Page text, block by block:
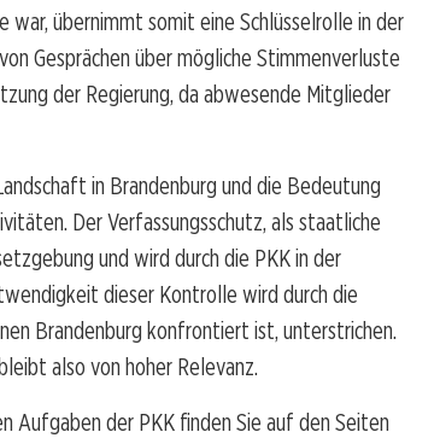
übernimmt somit eine Schlüsselrolle in der
Gesprächen über mögliche Stimmenverluste
der Regierung, da abwesende Mitglieder
in Brandenburg und die Bedeutung
Der Verfassungsschutz, als staatliche
und wird durch die PKK in der
dieser Kontrolle wird durch die
Brandenburg konfrontiert ist, unterstrichen.
also von hoher Relevanz.
Aufgaben der PKK finden Sie auf den Seiten